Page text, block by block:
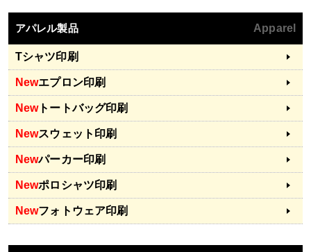
アパレル製品 Apparel
Tシャツ印刷
Newエプロン印刷
Newトートバッグ印刷
Newスウェット印刷
Newパーカー印刷
Newポロシャツ印刷
Newフォトウェア印刷